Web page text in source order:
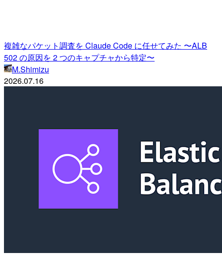
複雑なパケット調査を Claude Code に任せてみた 〜ALB
502 の原因を 2 つのキャプチャから特定〜
M.Shimizu
2026.07.16